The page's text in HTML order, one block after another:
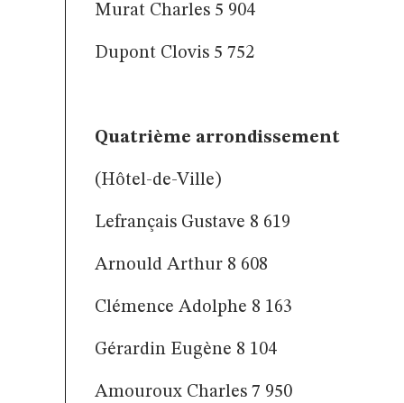
Murat Charles 5 904
Dupont Clovis 5 752
Quatrième arrondissement
(Hôtel-de-Ville)
Lefrançais Gustave 8 619
Arnould Arthur 8 608
Clémence Adolphe 8 163
Gérardin Eugène 8 104
Amouroux Charles 7 950